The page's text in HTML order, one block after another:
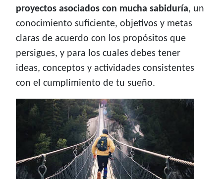
proyectos asociados con mucha sabiduría, un
conocimiento suficiente, objetivos y metas
claras de acuerdo con los propósitos que
persigues, y para los cuales debes tener
ideas, conceptos y actividades consistentes
con el cumplimiento de tu sueño.